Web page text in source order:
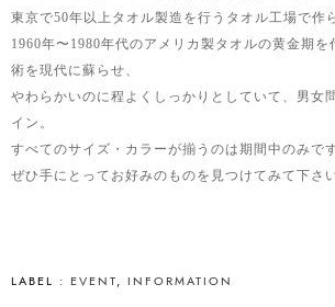
東京で50年以上タオル製造を行うタオル工場で作
1960年〜1980年代のアメリカ製タオルの黄金期
術を現代に蘇らせ、
やわらかいのに程よくしっかりとしていて、男女
イン。
すべてのサイズ・カラーが揃うのは期間中のみで
ぜひ手にとってお好みのものを見つけてみて下さ
LABEL : EVENT, INFORMATION